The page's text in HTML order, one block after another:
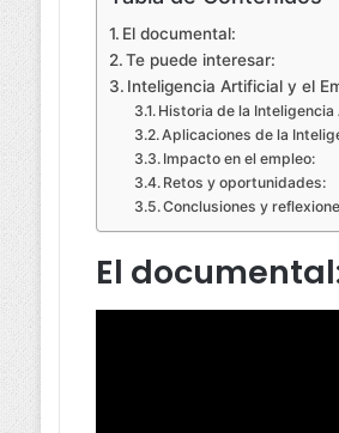
El documental:
Te puede interesar:
Inteligencia Artificial y el
Historia de la
Aplicaciones de la
Impacto en el empleo:
Retos y oportunidades:
Conclusiones y
El